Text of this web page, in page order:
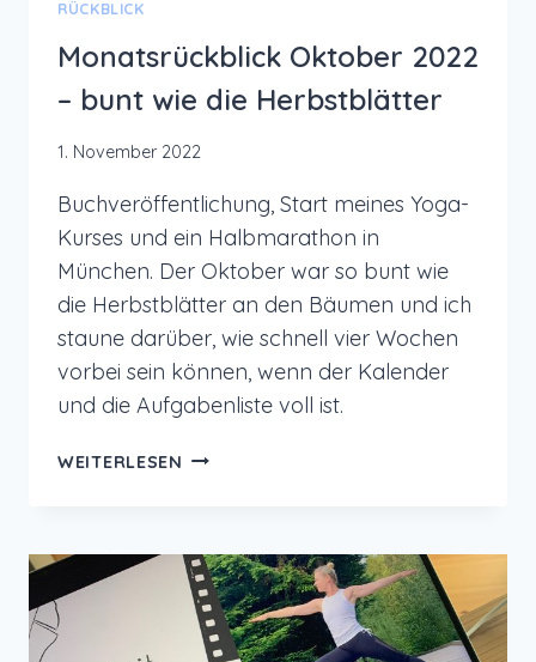
RÜCKBLICK
Monatsrückblick Oktober 2022
– bunt wie die Herbstblätter
1. November 2022
Buchveröffentlichung, Start meines Yoga-
Kurses und ein Halbmarathon in
München. Der Oktober war so bunt wie
die Herbstblätter an den Bäumen und ich
staune darüber, wie schnell vier Wochen
vorbei sein können, wenn der Kalender
und die Aufgabenliste voll ist.
WEITERLESEN MONATSRÜCKBLICK
BUNT
WIE
DIE
HERBSTBLÄTTER